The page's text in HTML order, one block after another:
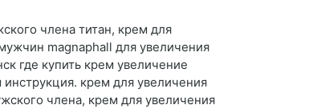
члена титан, крем для
magnaphall для увеличения
где купить крем увеличение
крем для увеличения
члена, крем для увеличения